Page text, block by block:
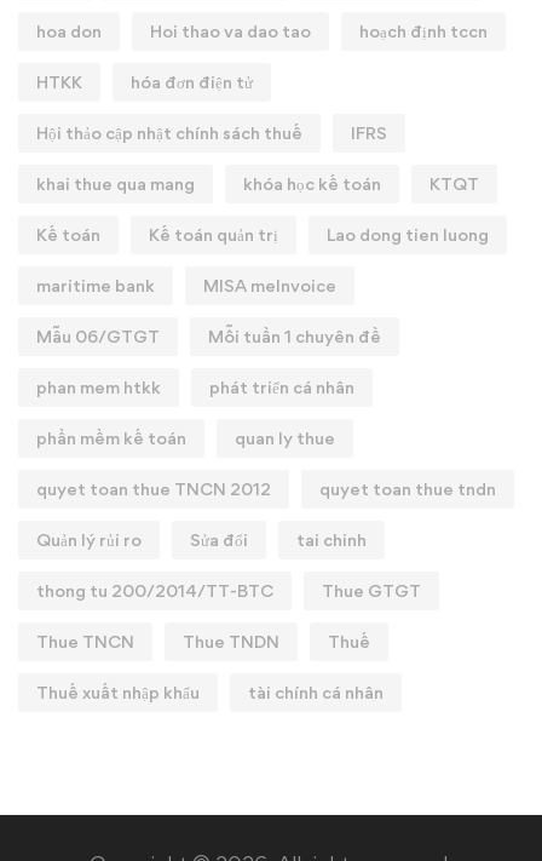
hoa don Hoi thao va dao tao hoạch định tccn
HTKK hóa đơn điện tử
Hội thảo cập nhật chính sách thuế IFRS
khai thue qua mang khóa học kế toán KTQT
Kế toán Kế toán quản trị Lao dong tien luong
maritime bank MISA meInvoice
Mẫu 06/GTGT Mỗi tuần 1 chuyên đề
phan mem htkk phát triển cá nhân
phần mềm kế toán quan ly thue
quyet toan thue TNCN 2012 quyet toan thue tndn
Quản lý rủi ro Sửa đổi tai chinh
thong tu 200/2014/TT-BTC Thue GTGT
Thue TNCN Thue TNDN Thuế
Thuế xuất nhập khẩu tài chính cá nhân